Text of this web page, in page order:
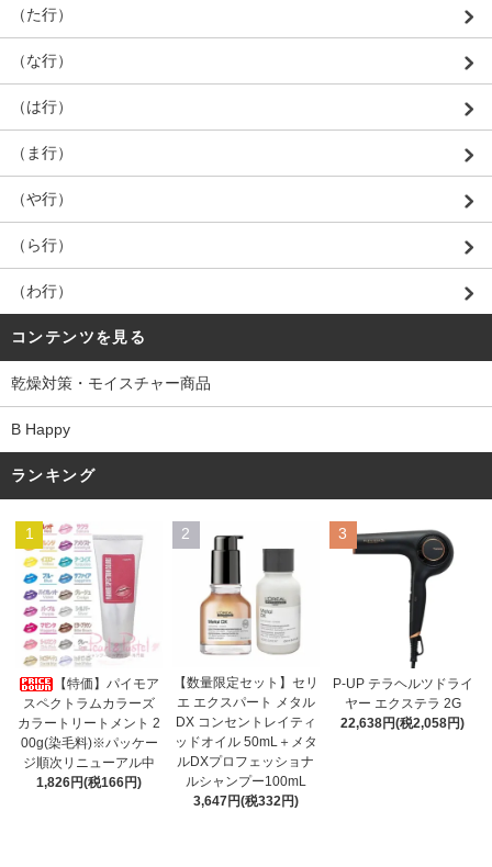
（た行）
（な行）
（は行）
（ま行）
（や行）
（ら行）
（わ行）
コンテンツを見る
乾燥対策・モイスチャー商品
B Happy
ランキング
1
【特価】パイモア
スペクトラムカラーズ
カラートリートメント 2
00g(染毛料)※パッケー
ジ順次リニューアル中
1,826円(税166円)
2
【数量限定セット】セリ
エ エクスパート メタル
DX コンセントレイティ
ッドオイル 50mL＋メタ
ルDXプロフェッショナ
ルシャンプー100mL
3,647円(税332円)
3
P-UP テラヘルツドライ
ヤー エクステラ 2G
22,638円(税2,058円)